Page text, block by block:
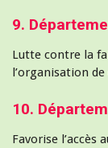
9.
Lutte contre la
l’organisation
10.
Favorise l’accès